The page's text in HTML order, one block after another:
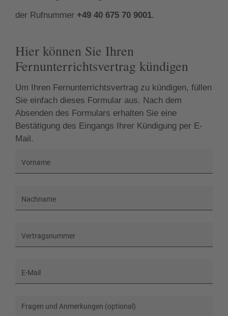
der Rufnummer +49 40 675 70 9001.
Hier können Sie Ihren
Fernunterrichtsvertrag kündigen
Um Ihren Fernunterrichtsvertrag zu kündigen, füllen
Sie einfach dieses Formular aus. Nach dem
Absenden des Formulars erhalten Sie eine
Bestätigung des Eingangs Ihrer Kündigung per E-
Mail.
Vorname
Nachname
Vertragsnummer
E-Mail
Fragen und Anmerkungen (optional)